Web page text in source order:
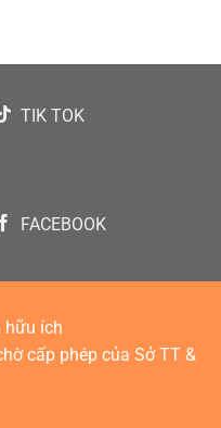
TIK TOK
FACEBOOK
hữu ích
cấp phép của Sở TT &